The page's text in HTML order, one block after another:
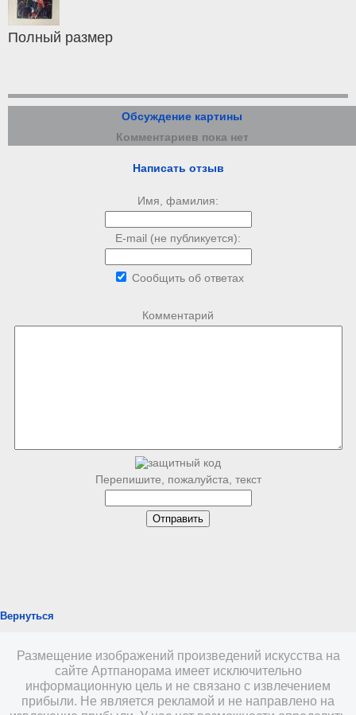
Полный размер
Обсуждение картины
Комментариев пока нет
Написать отзыв
Имя, фамилия:
E-mail (не публикуется):
Сообщить об ответах
Комментарий
Перепишите, пожалуйста, текст
Вернуться
Размещение изображений произведений искусства на
сайте Артпанорама имеет исключительно
информационную цель и не связано с извлечением
прибыли. Не является рекламой и не направлено на